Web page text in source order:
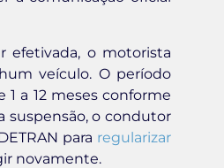
efetivada, o motorista
veículo. O período
1 a 12 meses conforme
suspensão, o condutor
para regularizar
novamente.